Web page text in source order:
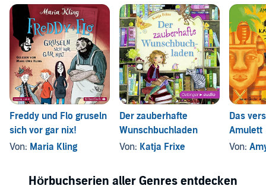
Freddy und Flo gruseln
sich vor gar nix!
Von: Maria Kling
Der zauberhafte
Wunschbuchladen
Von: Katja Frixe
Das
Amulett
Von: Amy
Hörbuchserien aller Genres entdecken